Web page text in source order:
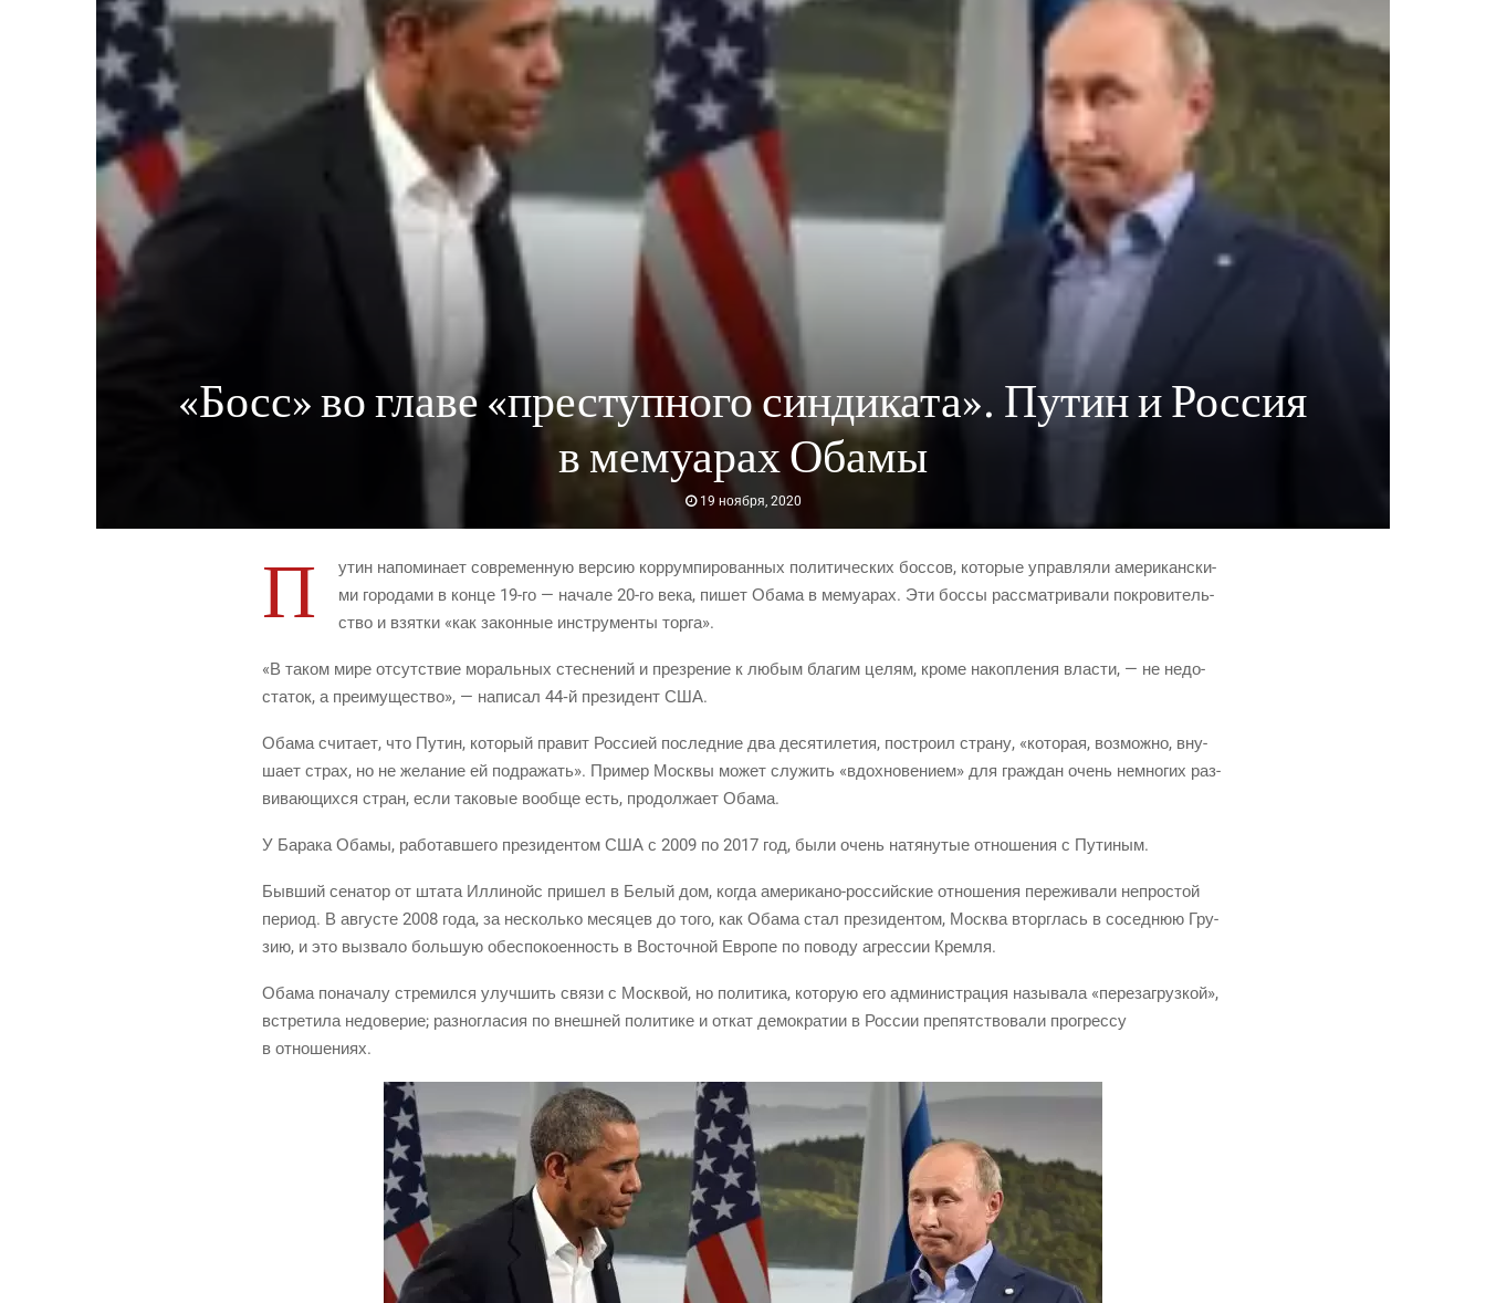
«Босс» во главе «преступного синдиката». Путин и Россия
в мемуарах Обамы
19 ноября, 2020
П
утин напо­ми­на­ет совре­мен­ную вер­сию кор­рум­пи­ро­ван­ных поли­ти­че­ских бос­сов, кото­рые управ­ля­ли аме­ри­кан­ски­
ми горо­да­ми в кон­це 19-го — нача­ле 20-го века, пишет Оба­ма в мему­а­рах. Эти бос­сы рас­смат­ри­ва­ли покро­ви­тель­
ство и взят­ки «как закон­ные инстру­мен­ты торга».
«В таком мире отсут­ствие мораль­ных стес­не­ний и пре­зре­ние к любым бла­гим целям, кро­ме накоп­ле­ния вла­сти, — не недо­
ста­ток, а пре­иму­ще­ство», — напи­сал 44‑й пре­зи­дент США.
Оба­ма счи­та­ет, что Путин, кото­рый пра­вит Рос­си­ей послед­ние два деся­ти­ле­тия, постро­ил стра­ну, «кото­рая, воз­мож­но, вну­
ша­ет страх, но не жела­ние ей под­ра­жать». При­мер Моск­вы может слу­жить «вдох­но­ве­ни­ем» для граж­дан очень немно­гих раз­
ви­ва­ю­щих­ся стран, если тако­вые вооб­ще есть, про­дол­жа­ет Обама.
У Бара­ка Оба­мы, рабо­тав­ше­го пре­зи­ден­том США с 2009 по 2017 год, были очень натя­ну­тые отно­ше­ния с Путиным.
Быв­ший сена­тор от шта­та Илли­нойс при­шел в Белый дом, когда аме­ри­ка­но-рос­сий­ские отно­ше­ния пере­жи­ва­ли непро­стой
пери­од. В авгу­сте 2008 года, за несколь­ко меся­цев до того, как Оба­ма стал пре­зи­ден­том, Москва вторг­лась в сосед­нюю Гру­
зию, и это вызва­ло боль­шую обес­по­ко­ен­ность в Восточ­ной Евро­пе по пово­ду агрес­сии Кремля.
Оба­ма пона­ча­лу стре­мил­ся улуч­шить свя­зи с Моск­вой, но поли­ти­ка, кото­рую его адми­ни­стра­ция назы­ва­ла «пере­за­груз­кой»,
встре­ти­ла недо­ве­рие; раз­но­гла­сия по внеш­ней поли­ти­ке и откат демо­кра­тии в Рос­сии пре­пят­ство­ва­ли про­грес­су
в отношениях.